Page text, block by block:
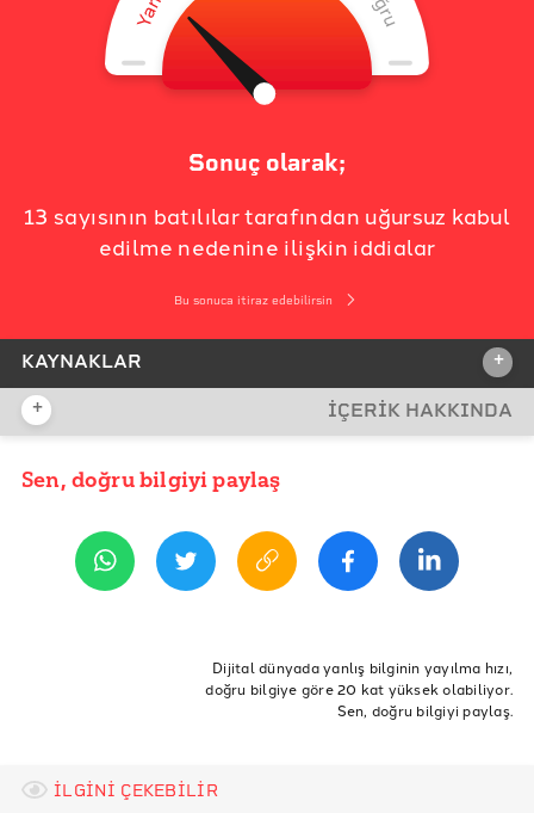
Sonuç olarak;
13 sayısının batılılar tarafından uğursuz kabul
edilme nedenine ilişkin iddialar
Bu sonuca itiraz edebilirsin
KAYNAKLAR +
İDDİA KAYNAĞI
REFERANSLAR
İddia Bağlantısı
+ İÇERİK HAKKINDA
YAYIN TARİHİ
hristiyanlık müslümanlık
Sen, doğru bilgiyi paylaş
Dijital dünyada yanlış bilginin yayılma hızı,
doğru bilgiye göre 20 kat yüksek olabiliyor.
Sen, doğru bilgiyi paylaş.
İLGİNİ ÇEKEBİLİR